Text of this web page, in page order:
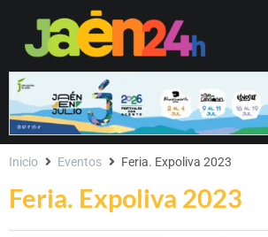
Feria. Expoliva 2023
Inicio Eventos Feria. Expoliva 2023